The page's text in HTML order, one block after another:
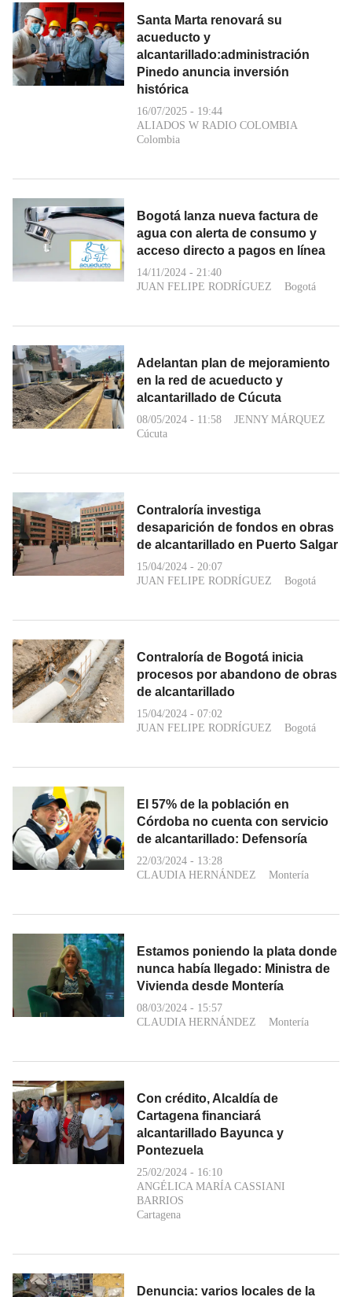
Santa Marta renovará su
acueducto y
alcantarillado:administración
Pinedo anuncia inversión
histórica
16/07/2025 - 19:44
ALIADOS W RADIO COLOMBIA
Colombia
Bogotá lanza nueva factura de
agua con alerta de consumo y
acceso directo a pagos en línea
14/11/2024 - 21:40
JUAN FELIPE RODRÍGUEZ
Bogotá
Adelantan plan de mejoramiento
en la red de acueducto y
alcantarillado de Cúcuta
08/05/2024 - 11:58
JENNY MÁRQUEZ
Cúcuta
Contraloría investiga
desaparición de fondos en obras
de alcantarillado en Puerto Salgar
15/04/2024 - 20:07
JUAN FELIPE RODRÍGUEZ
Bogotá
Contraloría de Bogotá inicia
procesos por abandono de obras
de alcantarillado
15/04/2024 - 07:02
JUAN FELIPE RODRÍGUEZ
Bogotá
El 57% de la población en
Córdoba no cuenta con servicio
de alcantarillado: Defensoría
22/03/2024 - 13:28
CLAUDIA HERNÁNDEZ
Montería
Estamos poniendo la plata donde
nunca había llegado: Ministra de
Vivienda desde Montería
08/03/2024 - 15:57
CLAUDIA HERNÁNDEZ
Montería
Con crédito, Alcaldía de
Cartagena financiará
alcantarillado Bayunca y
Pontezuela
25/02/2024 - 16:10
ANGÉLICA MARÍA CASSIANI
BARRIOS
Cartagena
Denuncia: varios locales de la